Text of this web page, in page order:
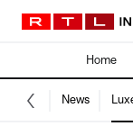
Home
News